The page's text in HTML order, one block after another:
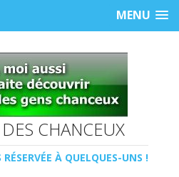
MENU
CHANCEUX
À QUELQUES-UNS !